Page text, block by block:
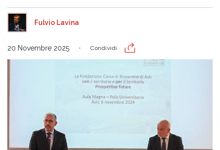
Fulvio Lavina
20 Novembre 2025 Condividi